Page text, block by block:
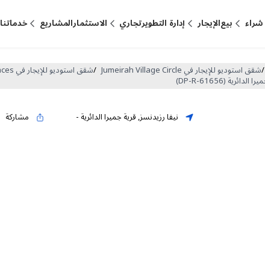
شراء بيعالإيجار إدارة التطويرتجاري الاستثمارالمشاريع خدماتنا
/شقق استوديو للإيجار في Jumeirah Village Circle /شقق استوديو للإيجار في Neva Residences
نيفا رزيدنسز,قرية جميرا الدائرية- مشاركة